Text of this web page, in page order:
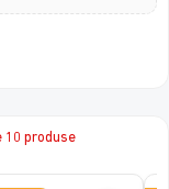
10 produse